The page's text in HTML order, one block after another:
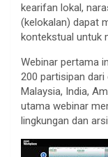
kearifan lokal,
(kelokalan) dapat
kontekstual untuk
Webinar pertama
200 partisipan dari
Malaysia, India,
utama webinar
lingkungan dan